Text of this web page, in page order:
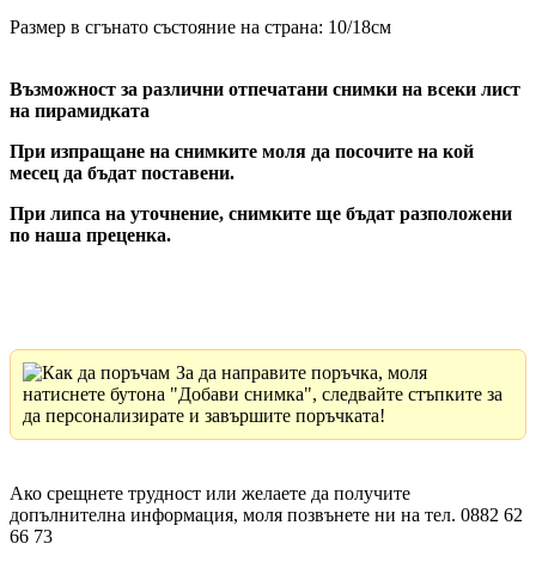
Размер в сгънато състояние на страна: 10/18см
Възможност за различни отпечатани снимки на всеки лист
на пирамидката
При изпращане на снимките моля да посочите на кой
месец да бъдат поставени.
При липса на уточнение, снимките ще бъдат разположени
по наша преценка.
За да направите поръчка, моля
натиснете бутона "Добави снимка", следвайте стъпките за
да персонализирате и завършите поръчката!
Ако срещнете трудност или желаете да получите
допълнителна информация, моля позвънете ни на тел. 0882 62
66 73